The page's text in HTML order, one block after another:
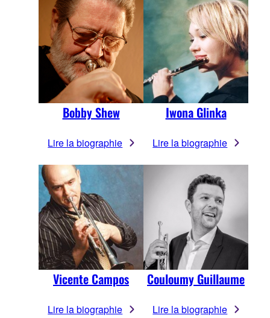
Bobby Shew
Lire la biographie
Iwona Glinka
Lire la biographie
Vicente Campos
Lire la biographie
Couloumy Guillaume
Lire la biographie